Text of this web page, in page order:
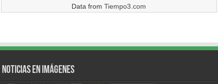
Data fromTiempo3.com
Noticias en Imágenes